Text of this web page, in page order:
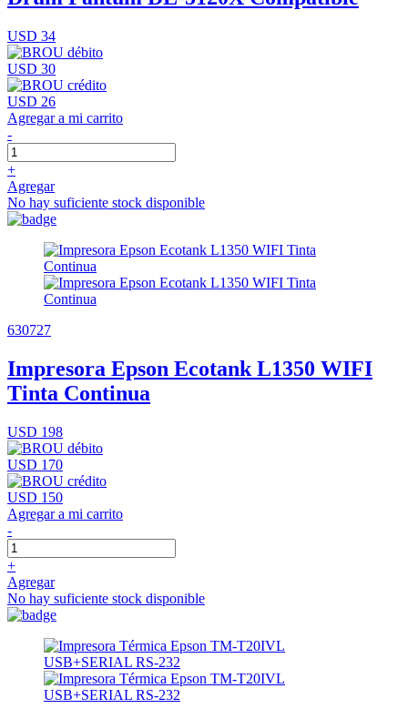
USD 34
USD 30
USD 26
Agregar a mi carrito
-
+
Agregar
No hay suficiente stock disponible
630727
Impresora Epson Ecotank L1350 WIFI
Tinta Continua
USD 198
USD 170
USD 150
Agregar a mi carrito
-
+
Agregar
No hay suficiente stock disponible